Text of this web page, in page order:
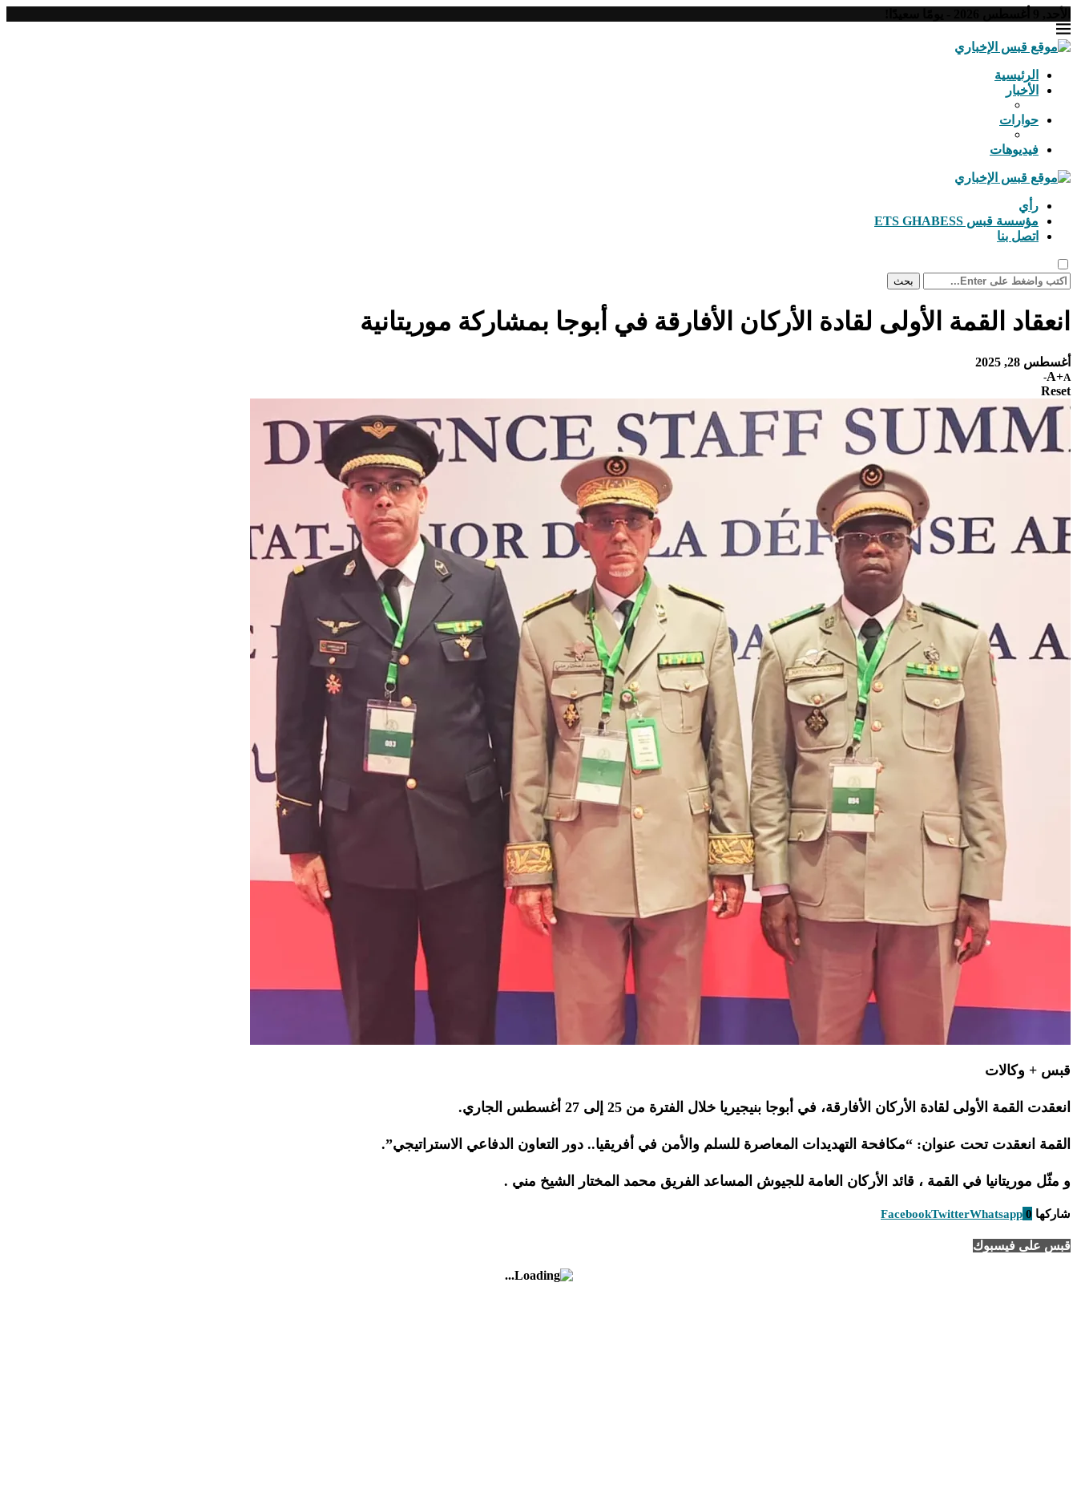
الرئيسية
الأخبار
حوارات
فيديوهات
رأي
مؤسسة قبس ETS GHABESS
اتصل بنا
بحث
انعقاد القمة الأولى لقادة الأركان الأفارقة في أبوجا بمشاركة موريتانية
أغسطس 28, 2025
A+A-
Reset
قبس + وكالات
انعقدت القمة الأولى لقادة الأركان الأفارقة، في أبوجا بنيجيريا خلال الفترة من 25 إلى 27 أغسطس الجاري.
القمة انعقدت تحت عنوان: “مكافحة التهديدات المعاصرة للسلم والأمن في أفريقيا.. دور التعاون الدفاعي الاستراتيجي”.
و مثّل موريتانيا في القمة ، قائد الأركان العامة للجيوش المساعد الفريق محمد المختار الشيخ مني .
شاركها 0
FacebookTwitterWhatsapp
قبس على فيسبوك